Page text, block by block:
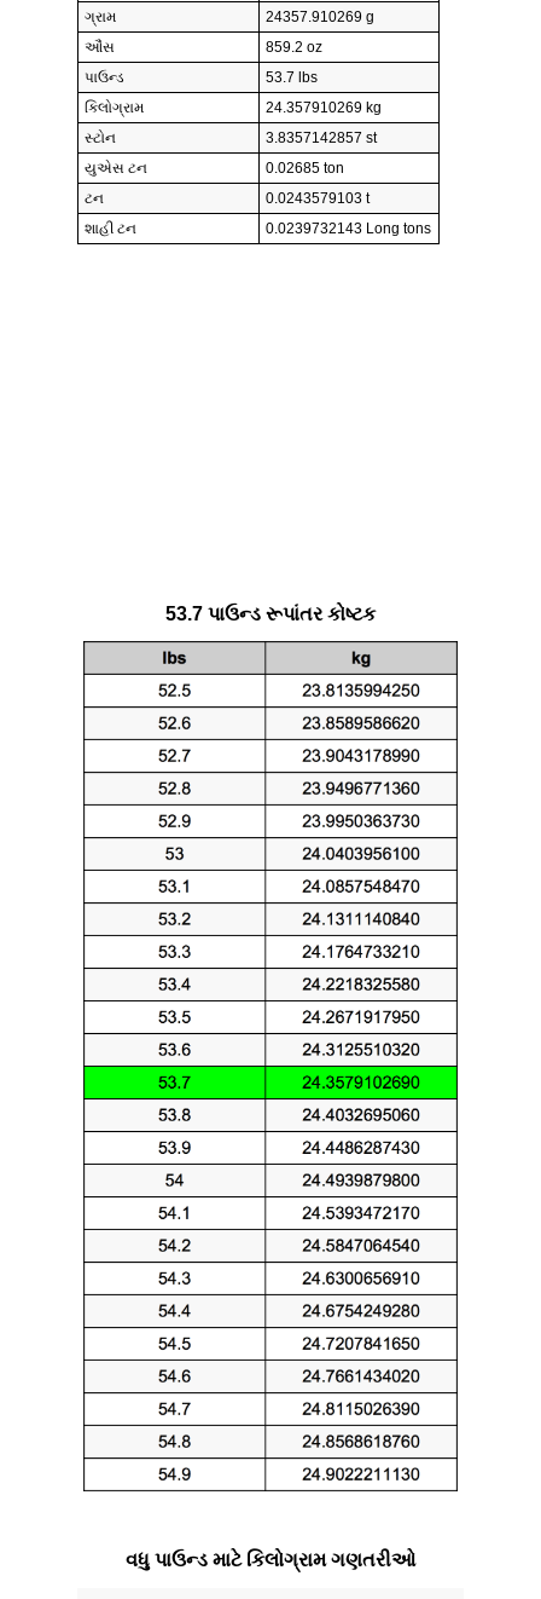
ગ્રામ
24357.910269 g
ઔંસ
859.2 oz
પાઉન્ડ
53.7 lbs
કિલોગ્રામ
24.357910269 kg
સ્ટોન
3.8357142857 st
યુએસ ટન
0.02685 ton
ટન
0.0243579103 t
શાહી ટન
0.0239732143 Long tons
53.7 પાઉન્ડ રૂપાંતર કોષ્ટક
વધુ પાઉન્ડ માટે કિલોગ્રામ ગણતરીઓ